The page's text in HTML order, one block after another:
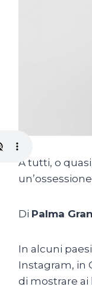
A tutti, o
Di Palma
In alcuni
Instagram, in
di mostrare